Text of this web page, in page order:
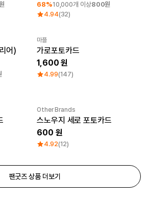
68%10,000개 이상800원
4.94(32)
어)
최소 주문수량 1개
마플
가로포토카드
1,600
4.99(147)
Other Brands
스노우지 세로 포토카드
600
4.92(12)
팬굿즈 상품 더보기